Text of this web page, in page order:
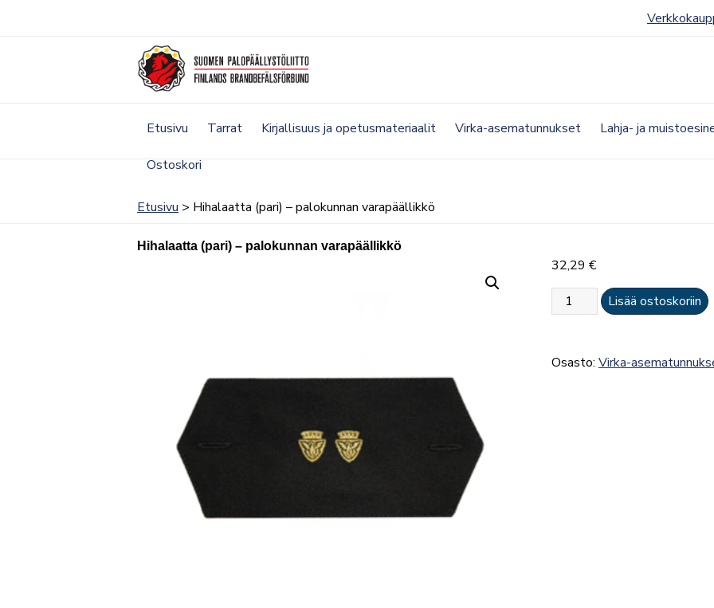
Etusivu Tarrat Kirjallisuus ja opetusmateriaalit Virka-asematunnukset Lahja- ja
Ostoskori
Etusivu > Hihalaatta (pari) – palokunnan varapäällikkö
Hihalaatta (pari) – palokunnan varapäällikkö
32,29 €
Hihalaatta
(pari)
palokunnan
varapäällikkö
Lisää ostoskoriin
Osasto: Virka-